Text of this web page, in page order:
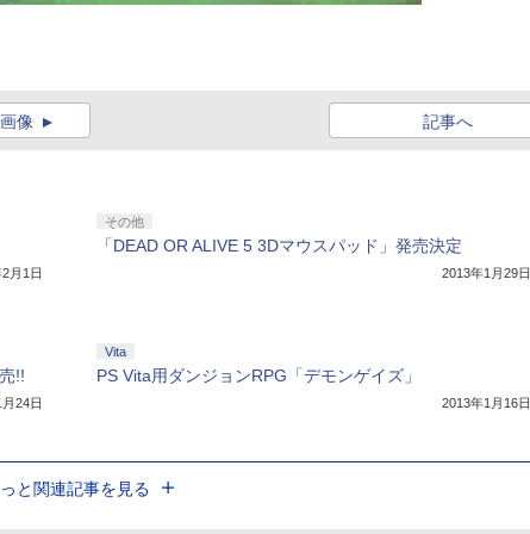
記事へ
像
月1日
その他
「DEAD OR ALIVE 5 3Dマウスパッド」発売決定
2013年1月29日
!!
24日
Vita
PS Vita用ダンジョンRPG「デモンゲイズ」
2013年1月16日
と関連記事を見る